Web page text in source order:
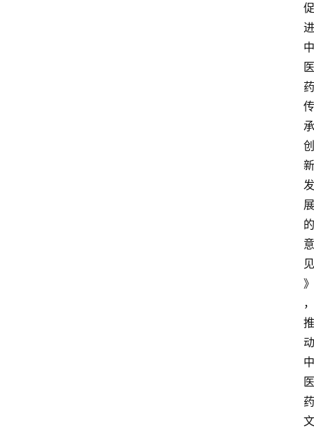
促
进
中
医
药
传
承
创
新
发
展
的
意
见
》
，
推
动
中
医
药
文